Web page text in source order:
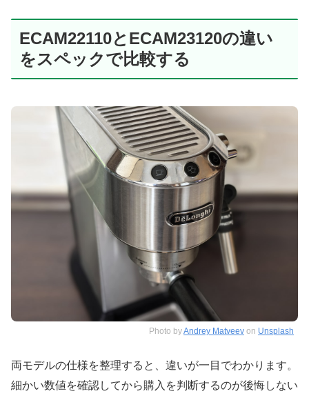
ECAM22110とECAM23120の違い
をスペックで比較する
Photo byAndrey Matveev on Unsplash
両モデルの仕様を整理すると、違いが一目でわかります。
細かい数値を確認してから購入を判断するのが後悔しない